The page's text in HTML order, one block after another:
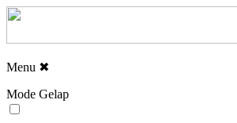
Menu ✖
Mode Gelap